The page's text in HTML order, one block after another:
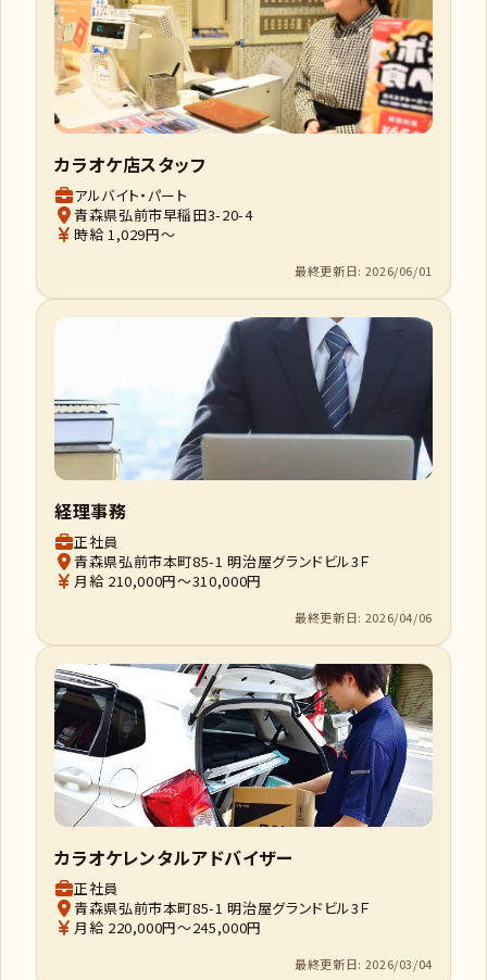
カラオケ店スタッフ
アルバイト・パート
青森県弘前市早稲田3-20-4
時給 1,029円～
最終更新日: 2026/06/01
経理事務
正社員
青森県弘前市本町85-1 明治屋グランドビル3Ｆ
月給 210,000円～310,000円
最終更新日: 2026/04/06
カラオケレンタルアドバイザー
正社員
青森県弘前市本町85-1 明治屋グランドビル3Ｆ
月給 220,000円～245,000円
最終更新日: 2026/03/04